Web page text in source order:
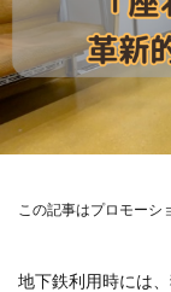
この記事はプロモーシ
地下鉄利用時には